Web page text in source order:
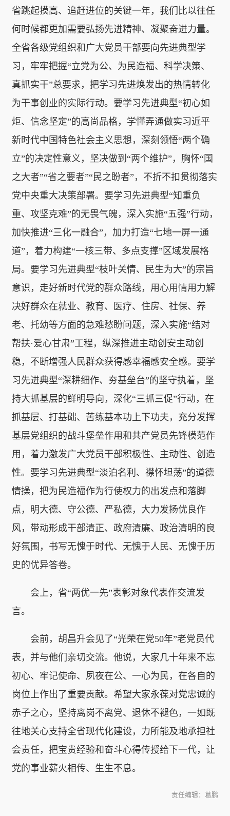
省跳起摸高、追赶进位的关键一年，我们比以往任
何时候都更加需要弘扬先进精神、凝聚奋进力量。
全省各级党组织和广大党员干部要向先进典型学
习，牢牢把握“立党为公、为民造福、科学决策、
真抓实干”总要求，把学习先进焕发出的热情转化
为干事创业的实际行动。要学习先进典型“初心如
炬、信念坚定”的高尚品格，学懂弄通做实习近平
新时代中国特色社会主义思想，深刻领悟“两个确
立”的决定性意义，坚决做到“两个维护”，胸怀“国
之大者”“省之要者”“民之盼者”，不折不扣贯彻落实
党中央重大决策部署。要学习先进典型“知重负
重、攻坚克难”的无畏气魄，深入实施“五强”行动，
加快推进“三化一融合”，加力打造“七地一屏一通
道”，着力构建“一核三带、多点支撑”区域发展格
局。要学习先进典型“枝叶关情、民生为大”的宗旨
意识，走好新时代党的群众路线，用心用情用力解
决好群众在就业、教育、医疗、住房、社保、养
老、托幼等方面的急难愁盼问题，深入实施“结对
帮扶·爱心甘肃”工程，纵深推进主动创安主动创
稳，不断增强人民群众获得感幸福感安全感。要学
习先进典型“深耕细作、夯基垒台”的坚守执着，坚
持大抓基层的鲜明导向，深化“三抓三促”行动，在
抓基层、打基础、苦练基本功上下功夫，充分发挥
基层党组织的战斗堡垒作用和共产党员先锋模范作
用，着力激发广大党员干部积极性、主动性、创造
性。要学习先进典型“淡泊名利、襟怀坦荡”的道德
情操，把为民造福作为行使权力的出发点和落脚
点，明大德、守公德、严私德，大力发扬优良作
风，带动形成干部清正、政府清廉、政治清明的良
好氛围，书写无愧于时代、无愧于人民、无愧于历
史的优异答卷。
会上，省“两优一先”表彰对象代表作交流发
言。
会前，胡昌升会见了“光荣在党50年”老党员代
表，并与他们亲切交流。他说，大家几十年来不忘
初心、牢记使命、夙夜在公、一心为民，在各自的
岗位上作出了重要贡献。希望大家永葆对党忠诚的
赤子之心，坚持离岗不离党、退休不褪色，一如既
往地关心支持全省现代化建设，力所能及地承担社
会责任，把宝贵经验和奋斗心得传授给下一代，让
党的事业薪火相传、生生不息。
责任编辑：葛鹏